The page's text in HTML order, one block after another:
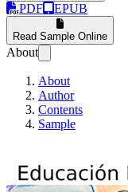
PDF EPUB
Read Sample Online
About
About
Author
Contents
Sample